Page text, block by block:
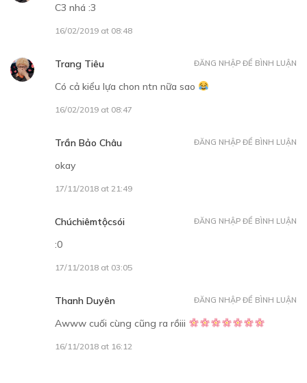
C3 nhá :3
16/02/2019 at 08:48
Trang Tiêu
Có cả kiểu lựa chon ntn nữa sao
16/02/2019 at 08:47
ĐĂNG NHẬP ĐỂ BÌNH LUẬN
Trần Bảo Châu
okay
17/11/2018 at 21:49
ĐĂNG NHẬP ĐỂ BÌNH LUẬN
Chúchiêmtộcsói
:0
17/11/2018 at 03:05
ĐĂNG NHẬP ĐỂ BÌNH LUẬN
Thanh Duyên
Awww cuối cùng cũng ra rồiii
16/11/2018 at 16:12
ĐĂNG NHẬP ĐỂ BÌNH LUẬN